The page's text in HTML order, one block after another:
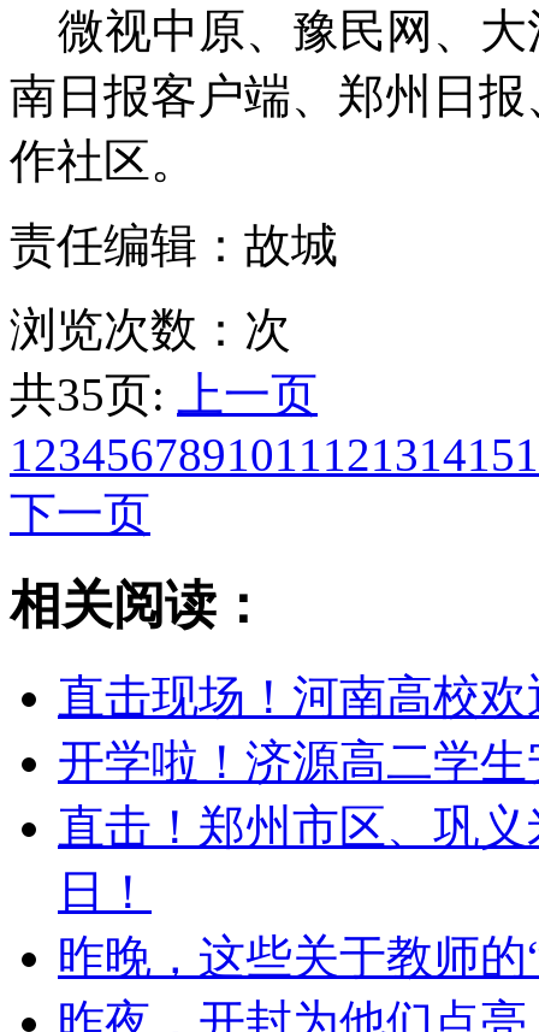
微视中原、豫民网、大
南日报客户端、郑州日
作社区。
责任编辑：故城
浏览次数： 次
共35页:
上一页
123456789101112131415
下一页
相关阅读：
直击现场！河南高校
开学啦！济源高二学
直击！郑州市区、巩
日！
昨晚，这些关于教师
昨夜，开封为他们点亮